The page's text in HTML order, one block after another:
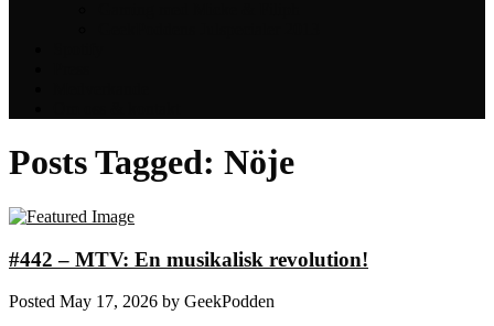
Posts Tagged: Nöje
#442 – MTV: En musikalisk revolution!
Posted May 17, 2026 by GeekPodden